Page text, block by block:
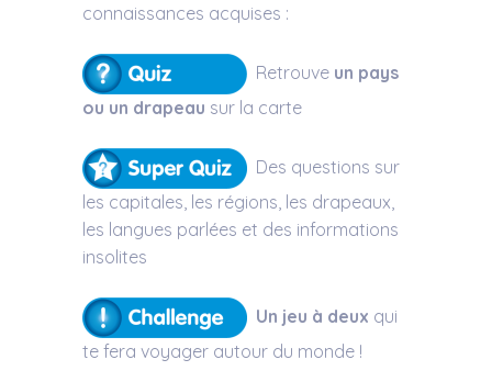
connaissances acquises :
Retrouve un pays
ou un drapeau sur la carte
Des questions sur
les capitales, les régions, les drapeaux,
les langues parlées et des informations
insolites
Un jeu à deux qui
te fera voyager autour du monde !